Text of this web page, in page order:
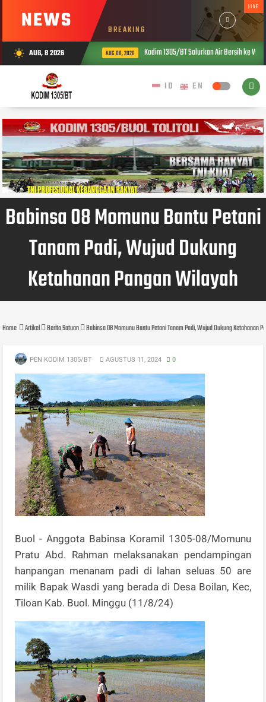
NEWS BREAKING
LIVE
wb_sunny AUG, 8 2026 AUG 08, 2026 Kodim 1305/BT Salurkan Air Bersih ke
Babinsa 08 Momunu Bantu Petani
Tanam Padi, Wujud Dukung
Ketahanan Pangan Wilayah
Home Artikel Berita Satuan Babinsa 08 Momunu Bantu Petani Tanam Padi, Wujud Dukung Ketahanan
PEN KODIM 1305/BT AGUSTUS 11, 2024 0
Buol - Anggota Babinsa Koramil 1305-08/Momunu
Pratu Abd. Rahman melaksanakan pendampingan
hanpangan menanam padi di lahan seluas 50 are
milik Bapak Wasdi yang berada di Desa Boilan, Kec,
Tiloan Kab. Buol. Minggu (11/8/24)